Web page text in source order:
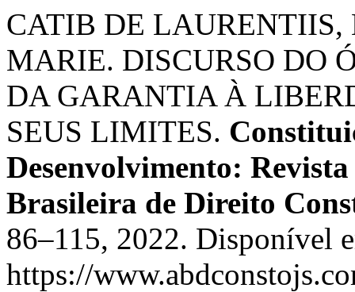
CATIB DE LAURENTIIS,
MARIE. DISCURSO DO
DA GARANTIA À
SEUS LIMITES.
Desenvolvimento:
Brasileira de Direito
86–115, 2022. Disponível
https://